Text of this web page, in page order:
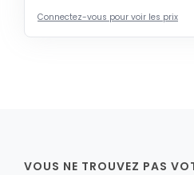
Connectez-vous pour voir les prix
VOUS NE TROUVEZ PAS